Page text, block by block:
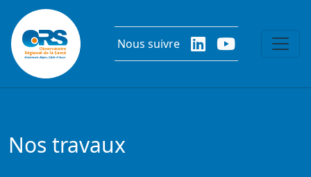
Aller au contenu principal
Nous suivre
Nos travaux